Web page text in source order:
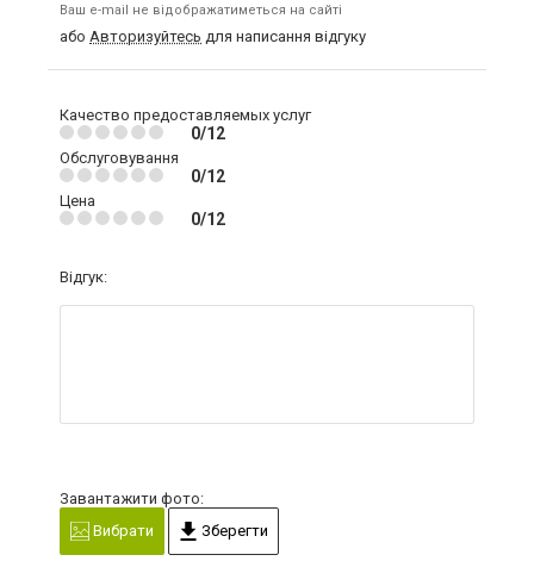
Ваш e-mail не відображатиметься на сайті
або Авторизуйтесь для написання відгуку
Качество предоставляемых услуг
0/12
Обслуговування
0/12
Цена
0/12
Відгук:
Завантажити фото:
Вибрати
Зберегти